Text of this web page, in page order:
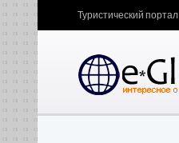
Туристический портал